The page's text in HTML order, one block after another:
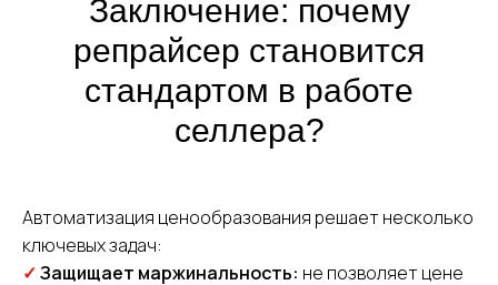
Заключение: почему
репрайсер становится
стандартом в работе
селлера?
Автоматизация ценообразования решает несколько
ключевых задач:
✓Защищает маржинальность: не позволяет цене